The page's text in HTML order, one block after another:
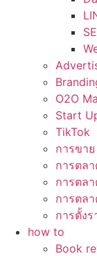
O2O
Start
TikTok
การขาย
การตล
การตล
การตล
การตั้งร
how to
Book